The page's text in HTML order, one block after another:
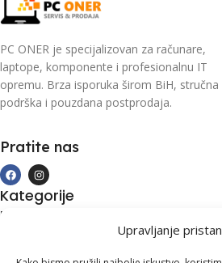
Upravljanje
PC ONER je specijalizovan za računare,
laptope, komponente i profesionalnu IT
opremu. Brza isporuka širom BiH, stručna
podrška i pouzdana postprodaja.
Pratite nas
Kategorije
Kupovina i podrška
Kontakt informacije